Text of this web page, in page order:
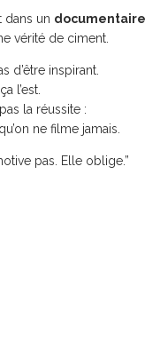
dans un documentaire
vérité de ciment.
d’être inspirant.
l’est.
la réussite :
ne filme jamais.
pas. Elle oblige.”